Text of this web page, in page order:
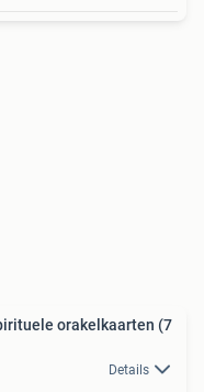
orakelkaarten (7
Details